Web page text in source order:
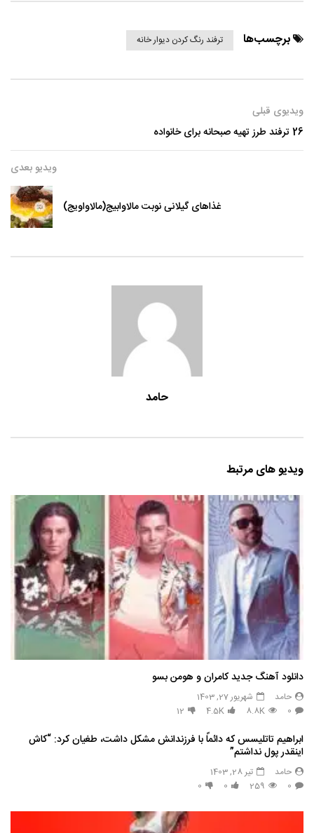
برچسب‌ها ترفند رنگ کردن دیوار خانه
ویدیوی قبلی
26 ترفند طرز تهیه صبحانه برای خانواده
ویدیو بعدی
غذاهای گیلانی نوبت مالاوابیج(مالاواویج)
حامد
ویدیو های مرتبط
دانلود آهنگ جدید کامران و هومن بسو
حامد
شهریور 27, 1403
0
8.8K
4.5K
12
ابراهیم تاتلیسس که دائماً با فرزندانش مشکل داشت، طغیان کرد: “کاش
اینقدر پول نداشتم”
حامد
تیر 28, 1403
0
259
0
0